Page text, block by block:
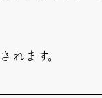
されます。